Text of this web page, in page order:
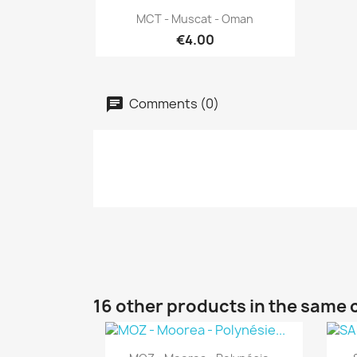
Quick view
MCT - Muscat - Oman
€4.00
Comments (0)
16 other products in the same